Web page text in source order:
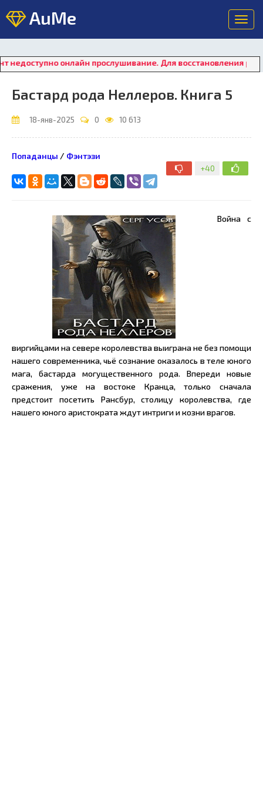
AuMe
онлайн прослушивание. Для восстановления работы
Бастард рода Неллеров. Книга 5
18-янв-2025 0 10 613
+40
Попаданцы / Фэнтэзи
Война с
виргийцами на севере королевства выиграна не без помощи
нашего современника, чьё сознание оказалось в теле юного
мага, бастарда могущественного рода. Впереди новые
сражения, уже на востоке Кранца, только сначала
предстоит посетить Рансбур, столицу королевства, где
нашего юного аристократа ждут интриги и козни врагов.